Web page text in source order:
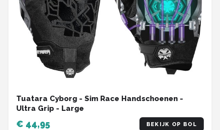
Tuatara Cyborg - Sim Race Handschoenen -
Ultra Grip - Large
€ 44,95 BEKIJK OP BOL